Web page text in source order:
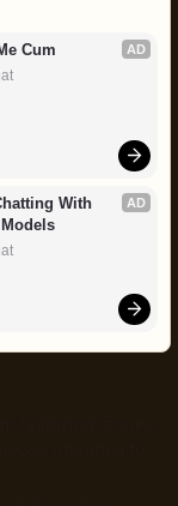
AD
Cum
AD
With